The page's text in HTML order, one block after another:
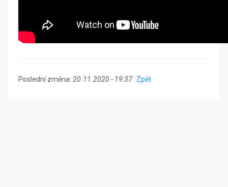
Poslední změna: 20.11.2020 - 19:37 Zpět